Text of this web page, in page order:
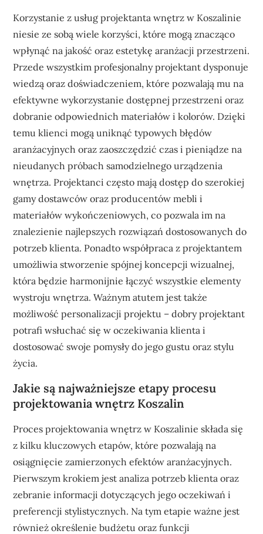
Korzystanie z usług projektanta wnętrz w Koszalinie
niesie ze sobą wiele korzyści, które mogą znacząco
wpłynąć na jakość oraz estetykę aranżacji przestrzeni.
Przede wszystkim profesjonalny projektant dysponuje
wiedzą oraz doświadczeniem, które pozwalają mu na
efektywne wykorzystanie dostępnej przestrzeni oraz
dobranie odpowiednich materiałów i kolorów. Dzięki
temu klienci mogą uniknąć typowych błędów
aranżacyjnych oraz zaoszczędzić czas i pieniądze na
nieudanych próbach samodzielnego urządzenia
wnętrza. Projektanci często mają dostęp do szerokiej
gamy dostawców oraz producentów mebli i
materiałów wykończeniowych, co pozwala im na
znalezienie najlepszych rozwiązań dostosowanych do
potrzeb klienta. Ponadto współpraca z projektantem
umożliwia stworzenie spójnej koncepcji wizualnej,
która będzie harmonijnie łączyć wszystkie elementy
wystroju wnętrza. Ważnym atutem jest także
możliwość personalizacji projektu – dobry projektant
potrafi wsłuchać się w oczekiwania klienta i
dostosować swoje pomysły do jego gustu oraz stylu
życia.
Jakie są najważniejsze etapy procesu
projektowania wnętrz Koszalin
Proces projektowania wnętrz w Koszalinie składa się
z kilku kluczowych etapów, które pozwalają na
osiągnięcie zamierzonych efektów aranżacyjnych.
Pierwszym krokiem jest analiza potrzeb klienta oraz
zebranie informacji dotyczących jego oczekiwań i
preferencji stylistycznych. Na tym etapie ważne jest
również określenie budżetu oraz funkcji